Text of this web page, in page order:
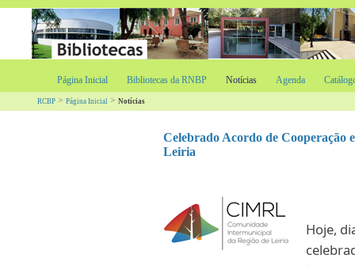
Página Inicial Bibliotecas da RNBP Notícias Agenda
RCBP > Página Inicial > Notícias
Celebrado Acordo de
Leiria
Hoje,